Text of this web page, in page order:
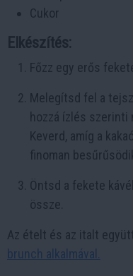
Cukor
Elkészítés:
Főzz egy erős
Melegítsd fel a
hozzá ízlés szerinti
Keverd, amíg a
finoman
Öntsd a fekete
össze.
Az ételt és az italt
brunch alkalmával.